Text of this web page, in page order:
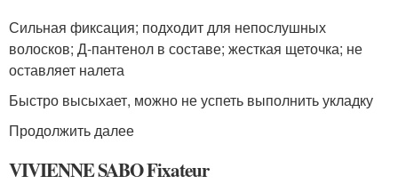
Сильная фиксация; подходит для непослушных
волосков; Д-пантенол в составе; жесткая щеточка; не
оставляет налета
Быстро высыхает, можно не успеть выполнить укладку
Продолжить далее
VIVIENNE SABO Fixateur